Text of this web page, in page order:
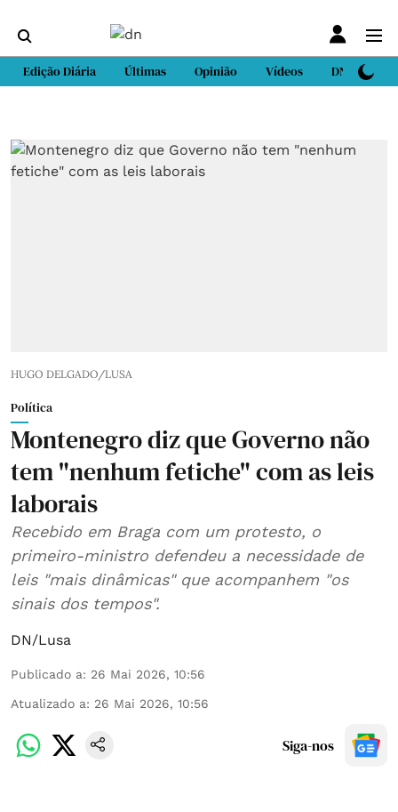
Edição Diária Últimas Opinião Vídeos DN Sport
HUGO DELGADO/LUSA
Política
Montenegro diz que Governo não
tem "nenhum fetiche" com as leis
laborais
Recebido em Braga com um protesto, o
primeiro-ministro defendeu a necessidade de
leis "mais dinâmicas" que acompanhem "os
sinais dos tempos".
DN/Lusa
Publicado a: 26 Mai 2026, 10:56
Atualizado a: 26 Mai 2026, 10:56
Siga-nos